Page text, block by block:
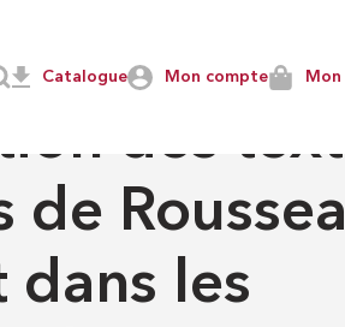
Mon compte
Catalogue
des
dans les